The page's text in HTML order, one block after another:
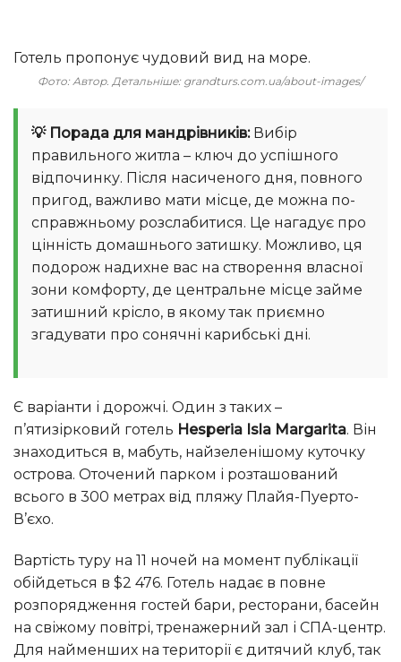
Готель пропонує чудовий вид на море.
Фото: Автор. Детальніше: grandturs.com.ua/about-images/
💡 Порада для мандрівників:Вибір
правильного житла – ключ до успішного
відпочинку. Після насиченого дня, повного
пригод, важливо мати місце, де можна по-
справжньому розслабитися. Це нагадує про
цінність домашнього затишку. Можливо, ця
подорож надихне вас на створення власної
зони комфорту, де центральне місце займе
затишний крісло, в якому так приємно
згадувати про сонячні карибські дні.
Є варіанти і дорожчі. Один з таких –
п’ятизірковий готель Hesperia Isla Margarita. Він
знаходиться в, мабуть, найзеленішому куточку
острова. Оточений парком і розташований
всього в 300 метрах від пляжу Плайя-Пуерто-
В’єхо.
Вартість туру на 11 ночей на момент публікації
обійдеться в $2 476. Готель надає в повне
розпорядження гостей бари, ресторани, басейн
на свіжому повітрі, тренажерний зал і СПА-центр.
Для найменших на території є дитячий клуб, так